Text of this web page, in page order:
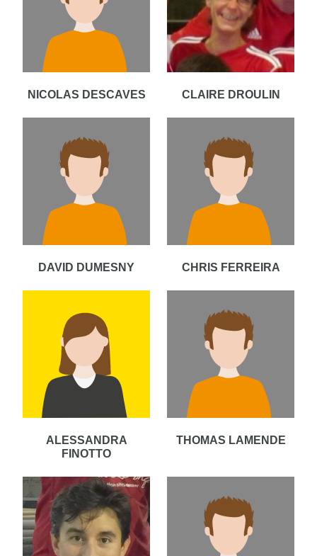
NICOLAS DESCAVES CLAIRE DROULIN
DAVID DUMESNY CHRIS FERREIRA
ALESSANDRA
FINOTTO
THOMAS LAMENDE